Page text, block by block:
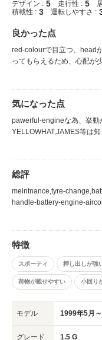
デザイン : 5 走行性 : 5
積載性 : 3 運転しやすさ :
良かった点
red-colourで目立つ、head
ってもらえるため、心配が
ですが見た目は
気になった点
pawerful-engineな為、挙動
YELLOWHAT,JAMES等は
からず2500円、かかった
総評
meintnance,tyre-
handle-battery-engine-
た。NISSANはparts,dealer
駐車時は注意、90’近く開
て下さい。
特徴
スポーティ 押し出しが強
荷物が載せやすい 小回り
モデル 1999年5月
グレード 1.5 G